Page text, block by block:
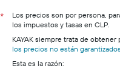
Renta de autos en
Renta de autos en Sierra
Renta de autos en Serra
*
Los precios son por persona,
los impuestos y tasas en CLP.
KAYAK siempre trata de
los precios no están garantizados
Esta es la razón: